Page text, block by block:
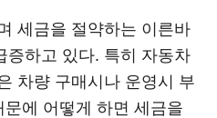
세금을 절약하는 이른바
증하고 있다. 특히 자동차
차량 구매시나 운영시 부
에 어떻게 하면 세금을